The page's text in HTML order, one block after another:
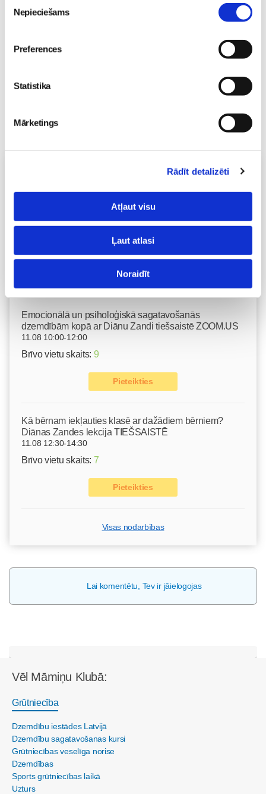
izvēle
Nepieciešams
Preferences
Statistika
Mārketings
Rādīt detalizēti
Atļaut visu
Ļaut atlasi
Noraidīt
26. May 18:19
Ķermeņa masāža
Pieteikties
Emocionālā un psiholoģiskā sagatavošanās
dzemdībām kopā ar Diānu Zandi tiešsaistē ZOOM.US
11.08 10:00-12:00
Brīvo vietu skaits: 9
Pieteikties
Kā bērnam iekļauties klasē ar dažādiem bērniem?
Diānas Zandes lekcija TIEŠSAISTĒ
11.08 12:30-14:30
Brīvo vietu skaits: 7
Pieteikties
Visas nodarbības
Lai komentētu, Tev ir jāielogojas
Vēl Māmiņu Klubā:
Grūtniecība
Dzemdību iestādes Latvijā
Dzemdību sagatavošanas kursi
Grūtniecības veselīga norise
Dzemdības
Sports grūtniecības laikā
Uzturs